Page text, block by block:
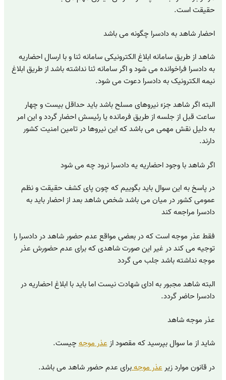
حقیقت است.
احضار شاهد به دادسرا چگونه می باشد
شاهد از طریق سامانه ابلاغ الکترونیکی سامانه ثنا و با ارسال احضاریه
به دادسرا فراخوانده می شود و اگر سامانه ثنا نداشته باشد از طریق ابلاغ
نیمه الکترونیک به دادسرا دعوت می شود.
البته اگر شاهد جزء نیروهای مسلح باشد باید حداقل بیست و چهار
ساعت قبل از جلسه از طریق فرمانده یا رئیسش احضار گردد و این امر
به دلیل نقش مهمی می باشد که این نیروها در تامین امنیت کشور
دارند.
اگر شاهد با وجود احضاریه یه دادسرا نرود چه می شود
در پاسخ به این سوال باید بگوییم که چون پای کشف حقیقت و نظم
عمومی کشور در میان می باشد شخص شاهد بعد از احضار باید به
دادسرا مراجعه کند
فقط عذر موجه است که در بعضی مواقع عدم حضور شاهد در دادسرا را
توجیه می کند در غیر این صورت شاهدی که برای عدم حضورش عذر
موجه نداشته باشد جلب می گردد
البته شاهد مجبور به ادای شهادت نیست اما باید با ابلاغ احضاریه در
دادسرا حاضر گردد.
عذر موجه شاهد
شاید از ما سوال بپرسید که مقصود ازعذر موجهچیست.
در قانون موارد زیرعذر موجهبرای عدم حضور شاهد می باشد.